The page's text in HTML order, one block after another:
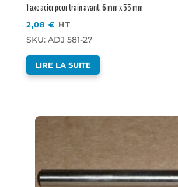
1 axe acier pour train avant, 6 mm x 55 mm
2,08€ HT
SKU: ADJ 581-27
LIRE LA SUITE